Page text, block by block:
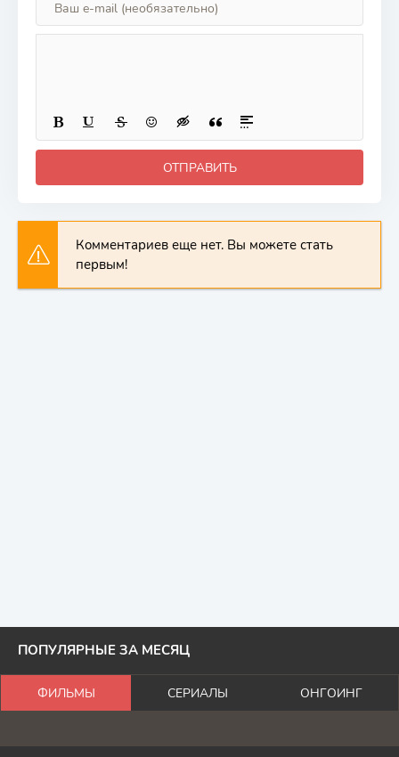
ОТПРАВИТЬ
Комментариев еще нет. Вы можете стать
первым!
ПОПУЛЯРНЫЕ ЗА МЕСЯЦ
ФИЛЬМЫ СЕРИАЛЫ ОНГОИНГ